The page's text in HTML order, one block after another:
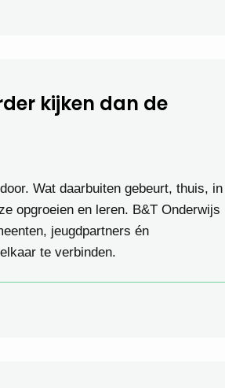
kijken dan de
Wat daarbuiten gebeurt, thuis, in
opgroeien en leren. B&T Onderwijs
jeugdpartners én
te verbinden.